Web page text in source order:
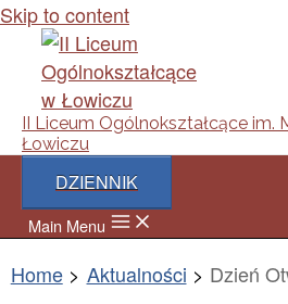
Skip to content
II Liceum Ogólnokształcące im.
Łowiczu
DZIENNIK
Main Menu
Home Aktualności Dzień